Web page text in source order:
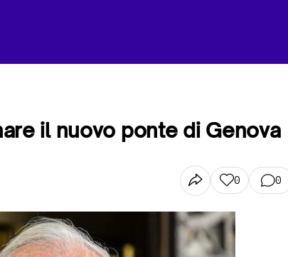
il nuovo ponte di Genova
0 0